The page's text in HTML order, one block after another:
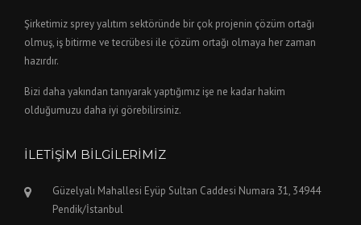
Şirketimiz sprey yalıtım sektöründe bir çok projenin çözüm ortağı
olmuş, iş bitirme ve tecrübesi ile çözüm ortağı olmaya her zaman
hazırdır.
Bizi daha yakından tanıyarak yaptığımız işe ne kadar hakim
olduğumuzu daha iyi görebilirsiniz.
İLETIŞIM BILGILERIMIZ
Güzelyalı Mahallesi Eyüp Sultan Caddesi Numara 31, 34944
Pendik/İstanbul